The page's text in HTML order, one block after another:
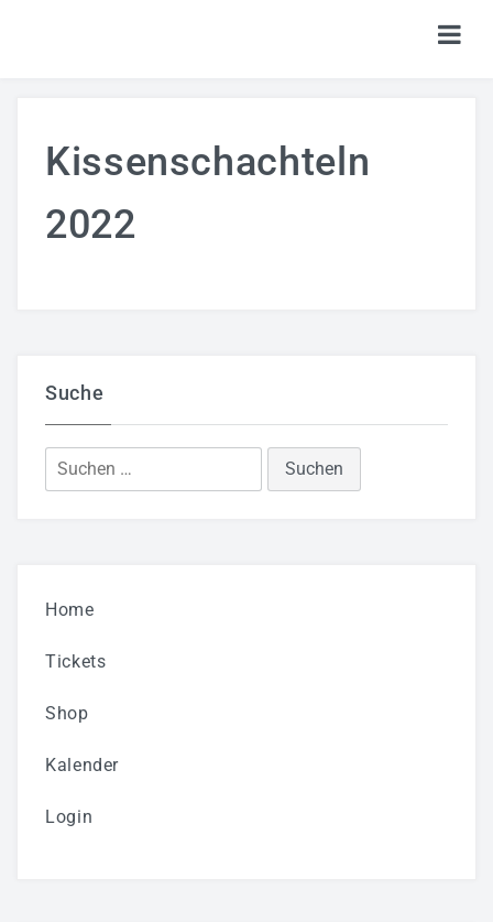
TICKETS
Kissenschachteln
2022
Suche
Suchen
nach:
Home
Tickets
Shop
Kalender
Login